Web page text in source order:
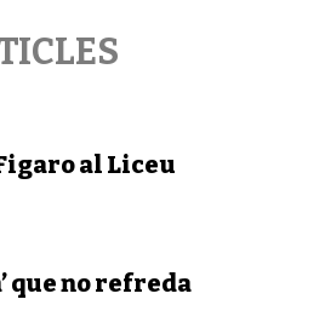
al Liceu
que no refreda